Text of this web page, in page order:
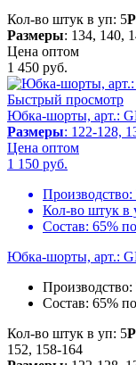
Кол-во штук в уп: 5
Размеры: 134, 140,
Цена оптом
1 450 руб.
Быстрый просмотр
Юбка-шорты, арт.:
Размеры: 122-128,
Цена оптом
1 150 руб.
Производство:
Кол-во штук в
Состав: 65%
Юбка-шорты, арт.:
Производство:
Состав: 65%
Кол-во штук в уп: 5
152, 158-164